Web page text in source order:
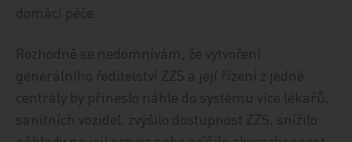
domácí péče.
Rozhodně se nedomnívám, že vytvoření
generálního ředitelství ZZS a její řízení z jedné
centrály by přineslo náhle do systému více lékařů,
sanitních vozidel, zvýšilo dostupnost ZZS, snížilo